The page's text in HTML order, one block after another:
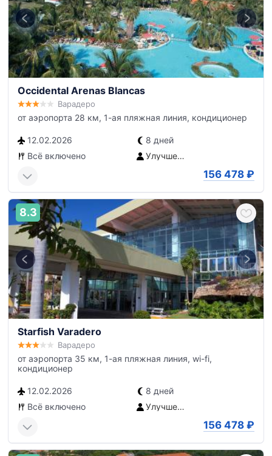
Occidental Arenas Blancas
Варадеро
от аэропорта 28 км, 1-ая пляжная линия, кондиционер
12.02.2026
8 дней
Всё включено
Улучшенный номер
156 478 ₽
8.3
Starfish Varadero
Варадеро
от аэропорта 35 км, 1-ая пляжная линия, wi-fi,
кондиционер
12.02.2026
8 дней
Всё включено
Улучшенный номер
156 478 ₽